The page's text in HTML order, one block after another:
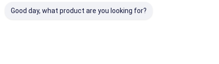
Good day, what product are you looking for?